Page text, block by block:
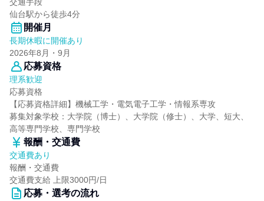
仙台駅から徒歩4分
開催月
長期休暇に開催あり
2026年8月・9月
応募資格
理系歓迎
応募資格
【応募資格詳細】機械工学・電気電子工学・情報系専攻
募集対象学校：大学院（博士）、大学院（修士）、大学、短大、
高等専門学校、専門学校
報酬・交通費
交通費あり
報酬・交通費
交通費支給 上限3000円/日
応募・選考の流れ